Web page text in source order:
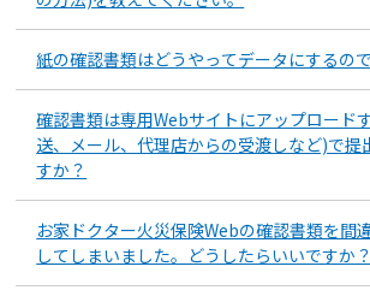
紙の確認書類はどうやってデータにするの
確認書類は専用Webサイトにアップロード
送、メール、代理店からの受渡しなど)で提
すか？
お家ドクター火災保険Webの確認書類を間
してしまいました。どうしたらいいですか？